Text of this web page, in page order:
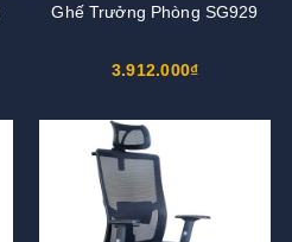
Ghế Trưởng Phòng SG929
3.912.000₫